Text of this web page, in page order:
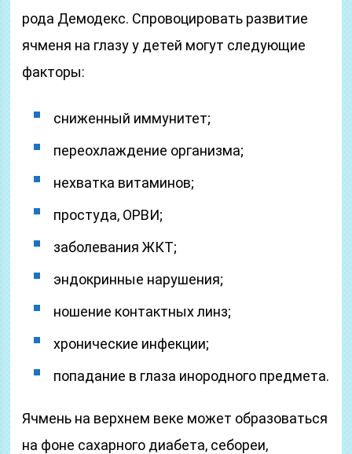
рода Демодекс. Спровоцировать развитие
ячменя на глазу у детей могут следующие
факторы:
сниженный иммунитет;
переохлаждение организма;
нехватка витаминов;
простуда, ОРВИ;
заболевания ЖКТ;
эндокринные нарушения;
ношение контактных линз;
хронические инфекции;
попадание в глаза инородного предмета.
Ячмень на верхнем веке может образоваться
на фоне сахарного диабета, себореи,